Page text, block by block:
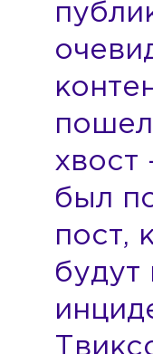
хвост
был
пост,
будут